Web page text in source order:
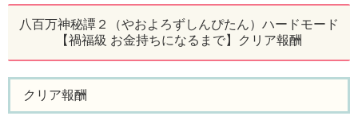
八百万神秘譚２（やおよろずしんぴたん）ハードモード
【禍福級 お金持ちになるまで】クリア報酬
クリア報酬